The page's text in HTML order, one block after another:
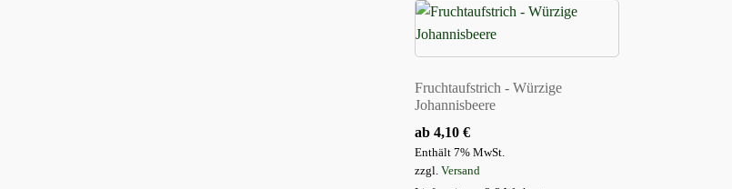
Fruchtaufstrich - Würzige
Johannisbeere
ab 4,10 €
Enthält 7% MwSt.
zzgl. Versand
Dieses
Produkt
weist
Varianten
Die
Optionen